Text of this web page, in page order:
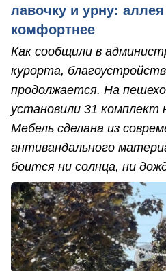
лавочку и урну: аллея
комфортнее
Как сообщили в
курорта,
продолжается. На
установили 31 комплект
Мебель сделана из
антивандального
боится ни солнца, ни